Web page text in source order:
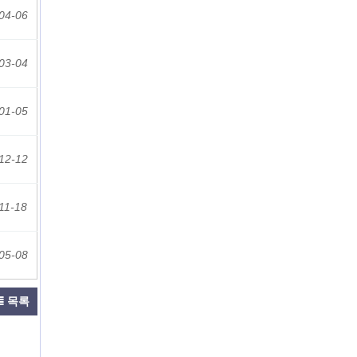
06
04
05
12-12
11-18
08
목록